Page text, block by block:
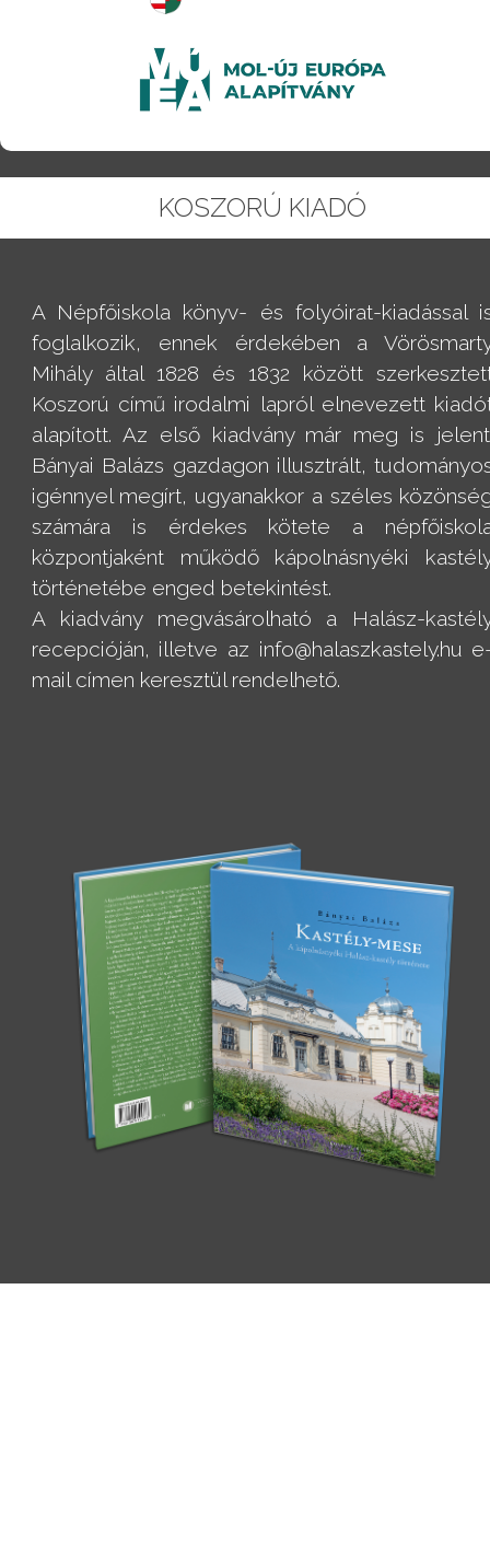
KOSZORÚ KIADÓ
A Népfőiskola könyv- és folyóirat-kiadással
foglalkozik, ennek érdekében a
Mihály által 1828 és 1832 között
Koszorú című irodalmi lapról elnevezett
alapított. Az első kiadvány már meg is
Bányai Balázs gazdagon illusztrált,
igénnyel megírt, ugyanakkor a széles
számára is érdekes kötete a
központjaként működő kápolnásnyéki
történetébe enged betekintést.
A kiadvány megvásárolható a Halász-
recepcióján, illetve az info@halaszkastely.hu
mail címen keresztül rendelhető.